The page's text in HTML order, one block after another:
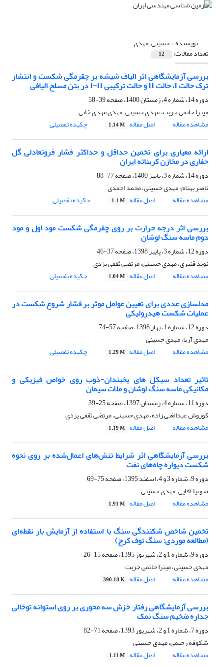
نویسنده =حسینی، مهدی
تعداد مقالات: 12
بررسی آزمایشگاهی اثر الیاف شیشه بر چقرمگی شکست و انتشار
ترک حالت I، حالت II و حالت ترکیبی I-II در بتن مسلح الیافی
دوره 14، شماره 4، زمستان 1400، صفحه
39-58
میترا حاتمی جربت، مهدی حسینی، مهدی مهدی خانی
مشاهده مقاله
اصل مقاله 1.14 M چکیده تفصیلی
ارائه معیاری برای تخمین حداقل و حداکثر فشار فروتعادلی گل
حفاری در مخازن کربناته ایران
دوره 14، شماره 3، پاییز 1400، صفحه
77-88
ناصر بهنام، مهدی حسینی، محمد احمدی
مشاهده مقاله
اصل مقاله 1.1 M چکیده تفصیلی
بررسی اثر درجه حرارت بر روی چقرمگی شکست مود اول و مود
دوم ماسه سنگ لوشان
دوره 12، شماره 3، پاییز 1398، صفحه
37-46
نوید قنبری، مهدی حسینی، مرتضی ثقفی یزدی
مشاهده مقاله
اصل مقاله 1.04 M چکیده تفصیلی
مدلسازی عددی برای تعیین عوامل موثر بر فشار شروع شکست در
عملیات شکست هیدرولیکی
دوره 12، شماره 1، بهار 1398، صفحه
57-74
مهدی آریا، مهدی حسینی
مشاهده مقاله
اصل مقاله 1.29 M چکیده تفصیلی
تاثیر تعداد سیکل های یخبندان-ذوب روی خواص فیزیکی و
مکانیکی ماسه سنگ لوشان و ملات سیمان
دوره 11، شماره 4، زمستان 1397، صفحه
25-39
کوروش عبدالغنی زاده، مهدی حسینی، مرتضی ثقفی یزدی
مشاهده مقاله
اصل مقاله 1.19 M
بررسی آزمایشگاهی اثر شرایط تنش‌های اعمال‌شده بر روی نحوه
شکست دیواره چاه‌های نفت
دوره 9، شماره 3 و 4، اسفند 1395، صفحه
75-69
سونیا آقایی، مهدی حسینی
مشاهده مقاله
اصل مقاله 1.91 M
تخمین شاخص شکنندگی سنگ با استفاده از آزمایش بار نقطه‌ای
(مطالعه موردی: سنگ توف کرج)
دوره 9، شماره 1 و 2، شهریور 1395، صفحه
15-26
مهدی حسینی، میترا حاتمی جربت
مشاهده مقاله
اصل مقاله 390.18 K
بررسی آزمایشگاهی رفتار خزش سه محوری بر روی استوانه توخالی
جداره ضخیم سنگ نمک
دوره 7، شماره 1 و 2، شهریور 1393، صفحه
71-82
شکوفه رحیمی، مهدی حسینی
مشاهده مقاله
اصل مقاله 1.11 M